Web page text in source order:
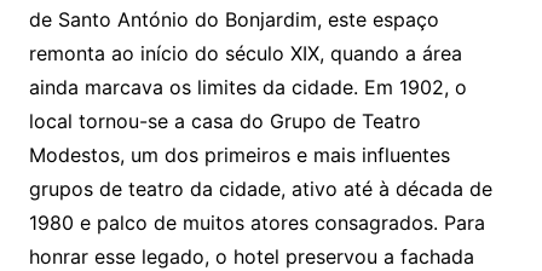
de Santo António do Bonjardim, este espaço
remonta ao início do século XIX, quando a área
ainda marcava os limites da cidade. Em 1902, o
local tornou-se a casa do Grupo de Teatro
Modestos, um dos primeiros e mais influentes
grupos de teatro da cidade, ativo até à década de
1980 e palco de muitos atores consagrados. Para
honrar esse legado, o hotel preservou a fachada